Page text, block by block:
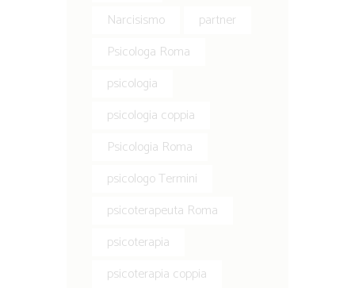
Narcisismo
partner
Psicologa Roma
psicologia
psicologia coppia
Psicologia Roma
psicologo Termini
psicoterapeuta Roma
psicoterapia
psicoterapia coppia